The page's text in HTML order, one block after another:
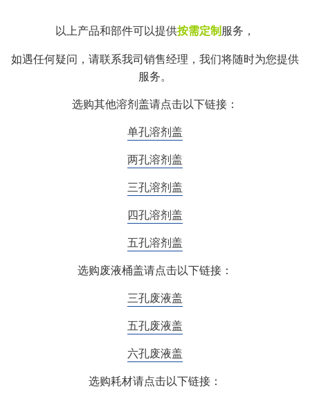
以上产品和部件可以提供按需定制 服务，
如遇任何疑问，请联系我司销售经理，我们将随时为您提供
服务。
选购其他溶剂盖请点击以下链接：
单孔溶剂盖
两孔溶剂盖
三孔溶剂盖
四孔溶剂盖
五孔溶剂盖
选购废液桶盖请点击以下链接：
三孔废液盖
五孔废液盖
六孔废液盖
选购耗材请点击以下链接：